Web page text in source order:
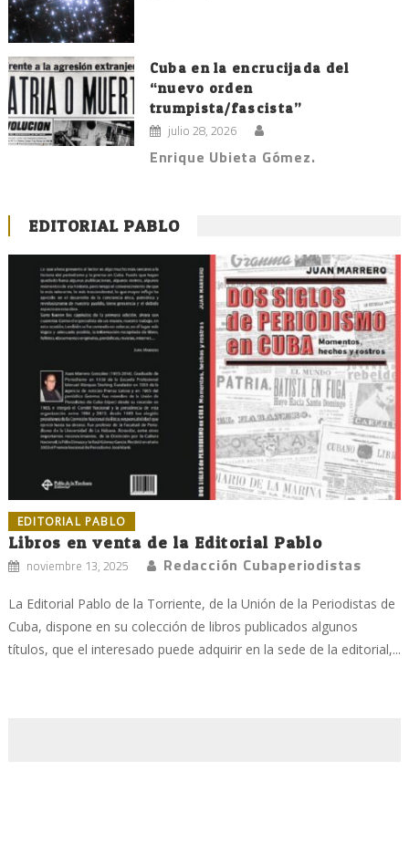
Cuba en la encrucijada del
“nuevo orden
trumpista/fascista”
julio 28, 2026
Enrique Ubieta Gómez.
EDITORIAL PABLO
EDITORIAL PABLO
Libros en venta de la Editorial Pablo
noviembre 13, 2025 Redacción Cubaperiodistas
La Editorial Pablo de la Torriente, de la Unión de la Periodistas de
Cuba, dispone en su colección de libros publicados algunos
títulos, que el interesado puede adquirir en la sede de la editorial,...